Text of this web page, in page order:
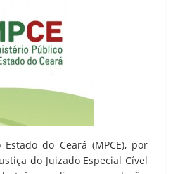
do Ceará (MPCE), por
do Juizado Especial Cível